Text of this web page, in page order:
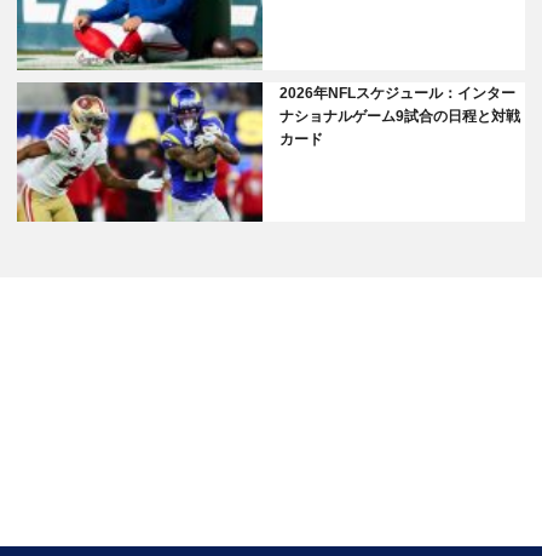
2026年NFLスケジュール：インター
ナショナルゲーム9試合の日程と対戦
カード